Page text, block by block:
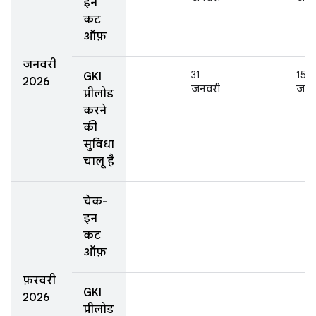
जनवरी
2026
इन
कट
ऑफ़
GKI
प्रीलोड
करने
की
सुविधा
चालू है
31
जनवरी
15
जन॰
फ़रवरी
2026
चेक-
इन
कट
ऑफ़
GKI
प्रीलोड